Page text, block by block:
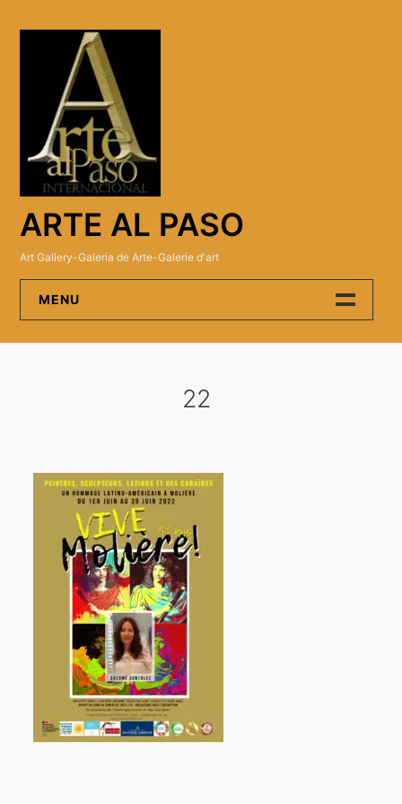
ARTE AL PASO
Art Gallery-Galeria de Arte-Galerie d'art
MENU
Visitas a los ateliers o talleres de artistas
Qué dicen de nosotros?
Aviso legal
Política de cookies
Expositions
Bruit de gommettes Paris 2025
22